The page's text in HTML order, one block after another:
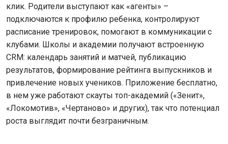
клик. Родители выступают как «агенты» –
подключаются к профилю ребенка, контролируют
расписание тренировок, помогают в коммуникации с
клубами. Школы и академии получают встроенную
CRM: календарь занятий и матчей, публикацию
результатов, формирование рейтинга выпускников и
привлечение новых учеников. Приложение бесплатно,
в нем уже работают скауты топ-академий («Зенит»,
«Локомотив», «Чертаново» и других), так что потенциал
роста выглядит почти безграничным.